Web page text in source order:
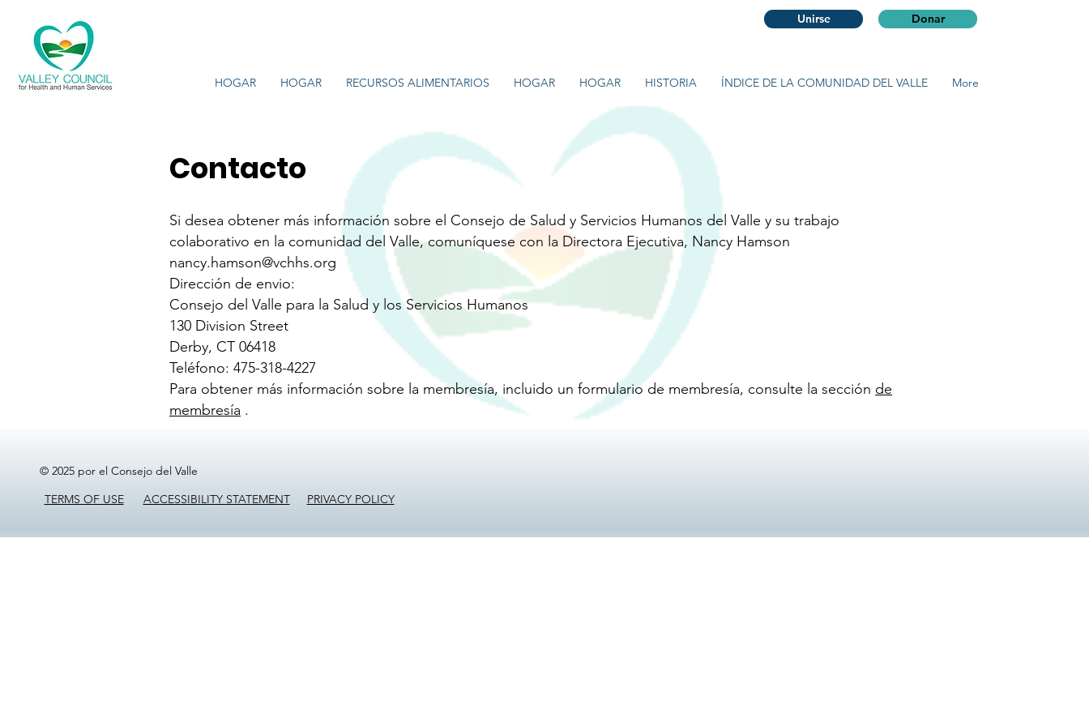
Unirse Donar
HOGAR HOGAR RECURSOS ALIMENTARIOS HOGAR HOGAR HISTORIA ÍNDICE DE LA COMUNIDAD DEL VALLE More
Contacto
Si desea obtener más información sobre el Consejo de Salud y Servicios Humanos del Valle y su trabajo
colaborativo en la comunidad del Valle, comuníquese con la Directora Ejecutiva, Nancy Hamson
nancy.hamson@vchhs.org
Dirección de envio:
Consejo del Valle para la Salud y los Servicios Humanos
130 Division Street
Derby, CT 06418
Teléfono: 475-318-4227
Para obtener más información sobre la membresía, incluido un formulario de membresía, consulte la sección de
membresía .
© 2025 por el Consejo del Valle
TERMS OF USE
ACCESSIBILITY STATEMENT PRIVACY POLICY